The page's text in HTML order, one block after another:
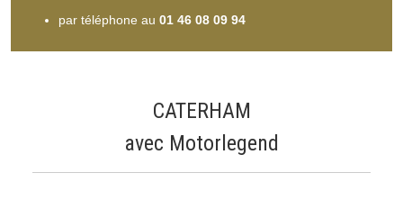
par téléphone au 01 46 08 09 94
CATERHAM
avec Motorlegend